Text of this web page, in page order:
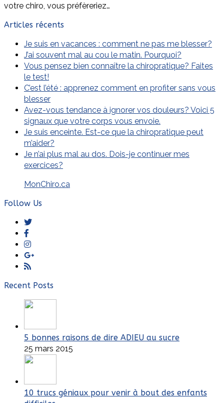
votre chiro, vous préfèreriez…
Articles récents
Je suis en vacances : comment ne pas me blesser?
J’ai souvent mal au cou le matin. Pourquoi?
Vous pensez bien connaître la chiropratique? Faites
le test!
C’est l’été : apprenez comment en profiter sans vous
blesser
Avez-vous tendance à ignorer vos douleurs? Voici 5
signaux que votre corps vous envoie.
Je suis enceinte. Est-ce que la chiropratique peut
m’aider?
Je n’ai plus mal au dos. Dois-je continuer mes
exercices?
MonChiro.ca
Follow Us
Twitter
Instagram
GooglePlus
RSS
Recent Posts
5 bonnes raisons de dire ADIEU au sucre
25 mars 2015
10 trucs géniaux pour venir à bout des enfants